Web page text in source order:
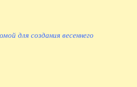
для создания весеннего